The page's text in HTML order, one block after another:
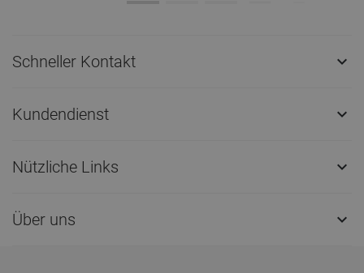
Schneller Kontakt 
Kundendienst 
Nützliche Links 
Über uns 